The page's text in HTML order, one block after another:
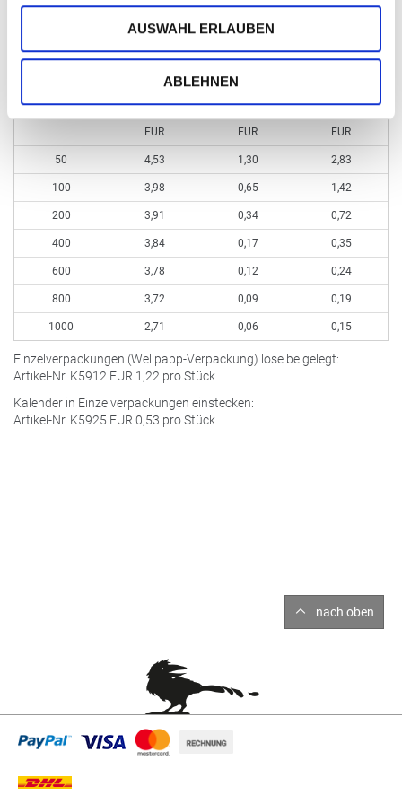
AUSWAHL ERLAUBEN
ABLEHNEN
Bearbeitung / Retusche nach Aufwand
Kleinmengen bis 49 StückEUR5,21 (kein Aufdruck möglich)
Bestellmenge ab
50
100
200
400
600
800
1000
ohne Aufdruck
pro Stück
EUR
4,53
3,98
3,91
3,84
3,78
3,72
2,71
Schwarz pro
Stück
EUR
1,30
0,65
0,34
0,17
0,12
0,09
0,06
Stück
EUR
2,83
1,42
0,72
0,35
0,24
0,19
0,15
Einzelverpackungen (Wellpapp-Verpackung) lose beigelegt:
Artikel-Nr. K5912 EUR 1,22 pro Stück
Kalender in Einzelverpackungen einstecken:
Artikel-Nr. K5925 EUR 0,53 pro Stück
nach oben